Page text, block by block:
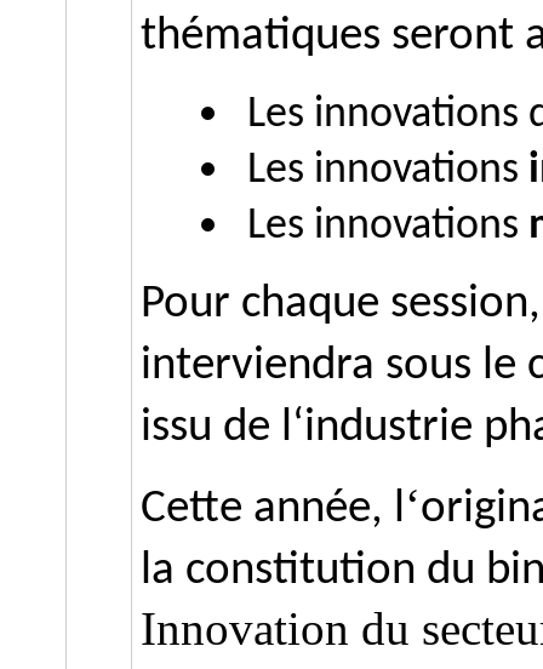
thématiques seront
Les innovations
Les innovations
Les innovations
Pour chaque session
interviendra sous le
issu de l‘industrie
Cette année, l‘
la constitution du
Innovation du